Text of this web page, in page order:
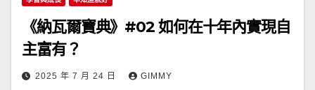
《納瓦爾寶典》#02 如何在十年內實現自
主富有？
2025 年 7 月 24 日 GIMMY